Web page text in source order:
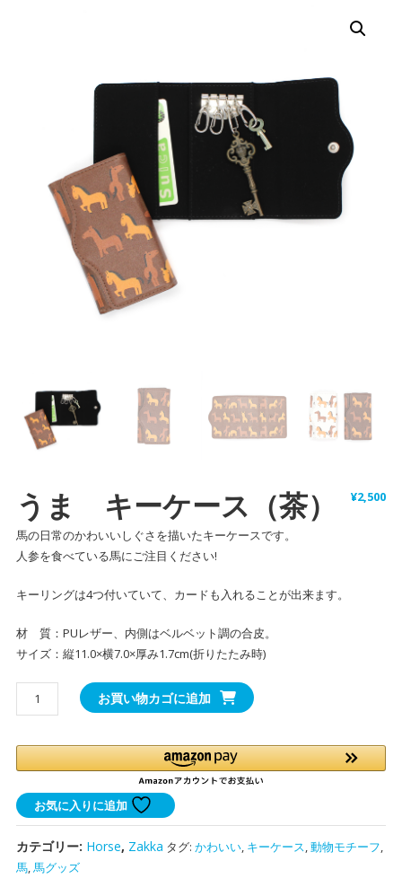
うま キーケース（茶） ¥2,500
馬の日常のかわいいしぐさを描いたキーケースです。
人参を食べている馬にご注目ください!
キーリングは4つ付いていて、カードも入れることが出来ます。
材 質：PUレザー、内側はベルベット調の合皮。
サイズ：縦11.0×横7.0×厚み1.7cm(折りたたみ時)
ま
ー
ケ
ー
ス
個
お買い物カゴに追加
お気に入りに追加
カテゴリー: Horse, Zakka タグ: かわいい, キーケース,動物モチーフ,
馬,馬グッズ